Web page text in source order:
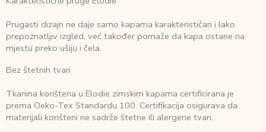
Prugasti dizajn ne daje samo kapama karakterističan i lako
prepoznatljiv izgled, već također pomaže da kapa ostane na
mjestu preko ušiju i čela.
Bez štetnih tvari
Tkanina korištena u Elodie zimskim kapama certificirana je
prema Oeko-Tex Standardu 100. Certifikacija osigurava da
materijali korišteni ne sadrže štetne ili alergene tvari.